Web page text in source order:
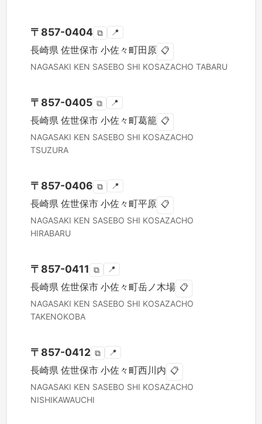
〒 857-0404 ⧉ 📍
長崎県 佐世保市 小佐々町田原 📋
NAGASAKI KEN SASEBO SHI KOSAZACHO TABARU
〒 857-0405 ⧉ 📍
長崎県 佐世保市 小佐々町葛籠 📋
NAGASAKI KEN SASEBO SHI KOSAZACHO
TSUZURA
〒 857-0406 ⧉ 📍
長崎県 佐世保市 小佐々町平原 📋
NAGASAKI KEN SASEBO SHI KOSAZACHO
HIRABARU
〒 857-0411 ⧉ 📍
長崎県 佐世保市 小佐々町岳ノ木場 📋
NAGASAKI KEN SASEBO SHI KOSAZACHO
TAKENOKOBA
〒 857-0412 ⧉ 📍
長崎県 佐世保市 小佐々町西川内 📋
NAGASAKI KEN SASEBO SHI KOSAZACHO
NISHIKAWAUCHI